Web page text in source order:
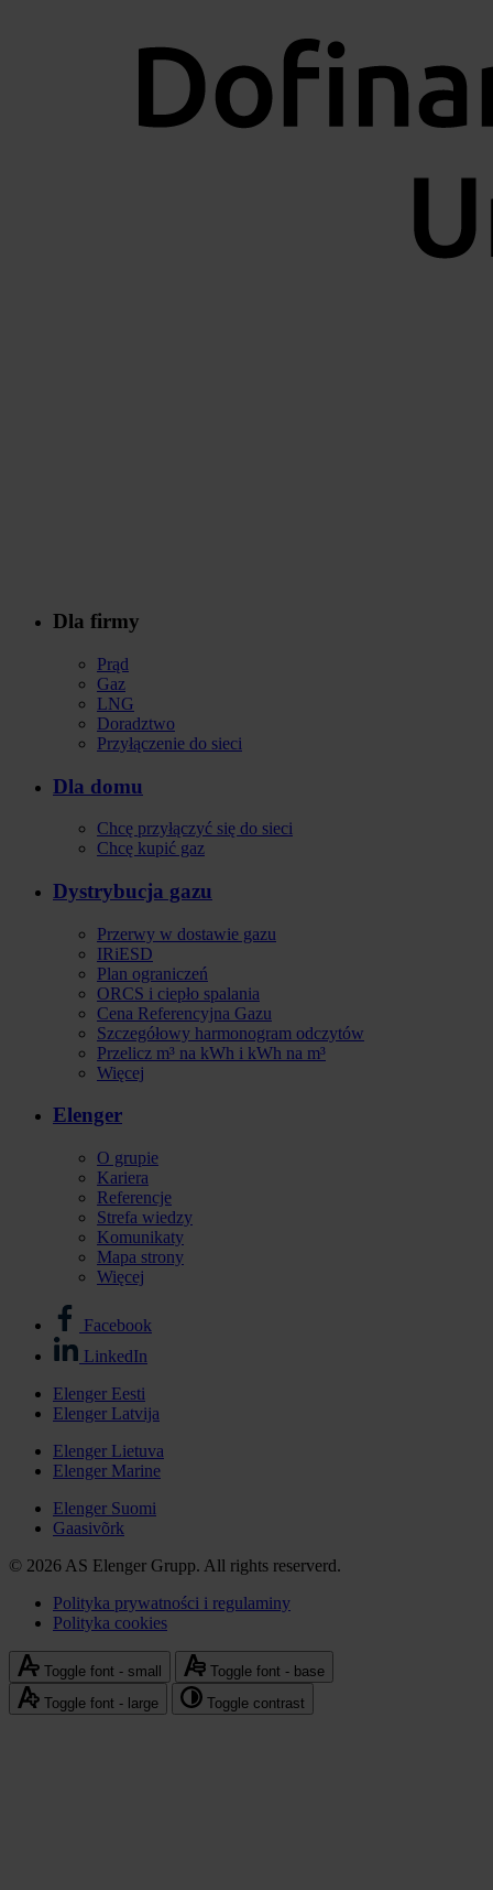
Dla firmy
Prąd
Gaz
LNG
Doradztwo
Przyłączenie do sieci
Dla domu
Chcę przyłączyć się do sieci
Chcę kupić gaz
Dystrybucja gazu
Przerwy w dostawie gazu
IRiESD
Plan ograniczeń
ORCS i ciepło spalania
Cena Referencyjna Gazu
Szczegółowy harmonogram odczytów
Przelicz m³ na kWh i kWh na m³
Więcej
Elenger
O grupie
Kariera
Referencje
Strefa wiedzy
Komunikaty
Mapa strony
Więcej
Stopka
media
społecznościowe
Facebook
LinkedIn
Stopka
Elenger
international
Elenger Eesti
Elenger Latvija
Elenger Lietuva
Elenger Marine
Elenger Suomi
Gaasivõrk
© 2026 AS Elenger Grupp. All rights reserverd.
Stopka
-
polityka
prywatności
Polityka prywatności i regulaminy
Polityka cookies
Toggle font - small
Toggle font - base
Toggle font - large
Toggle contrast